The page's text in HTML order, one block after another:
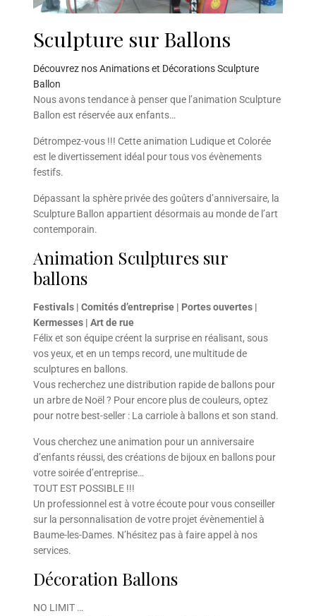
Sculpture sur Ballons
Découvrez nos Animations et Décorations Sculpture
Ballon
Nous avons tendance à penser que l’animation Sculpture
Ballon est réservée aux enfants…
Détrompez-vous !!! Cette animation Ludique et Colorée
est le divertissement idéal pour tous vos évènements
festifs.
Dépassant la sphère privée des goûters d’anniversaire, la
Sculpture Ballon appartient désormais au monde de l’art
contemporain.
Animation Sculptures sur
ballons
Festivals | Comités d’entreprise | Portes ouvertes |
Kermesses | Art de rue
Félix et son équipe créent la surprise en réalisant, sous
vos yeux, et en un temps record, une multitude de
sculptures en ballons.
Vous recherchez une distribution rapide de ballons pour
un arbre de Noël ? Pour encore plus de couleurs, optez
pour notre best-seller : La carriole à ballons et son stand.
Vous cherchez une animation pour un anniversaire
d’enfants réussi, des créations de bijoux en ballons pour
votre soirée d’entreprise…
TOUT EST POSSIBLE !!!
Un professionnel est à votre écoute pour vous conseiller
sur la personnalisation de votre projet évènementiel à
Baume-les-Dames. N’hésitez pas à faire appel à nos
services.
Décoration Ballons
NO LIMIT …